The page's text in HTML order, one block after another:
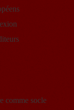
comme socle